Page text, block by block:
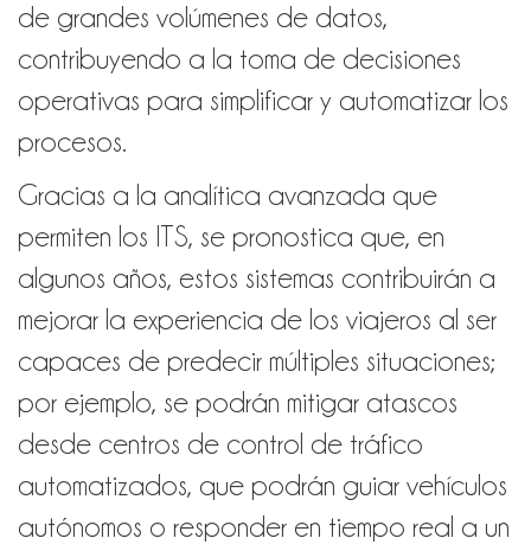
de grandes volúmenes de datos,
contribuyendo a la toma de decisiones
operativas para simplificar y automatizar los
procesos.
Gracias a la analítica avanzada que
permiten los ITS, se pronostica que, en
algunos años, estos sistemas contribuirán a
mejorar la experiencia de los viajeros al ser
capaces de predecir múltiples situaciones;
por ejemplo, se podrán mitigar atascos
desde centros de control de tráfico
automatizados, que podrán guiar vehículos
autónomos o responder en tiempo real a un